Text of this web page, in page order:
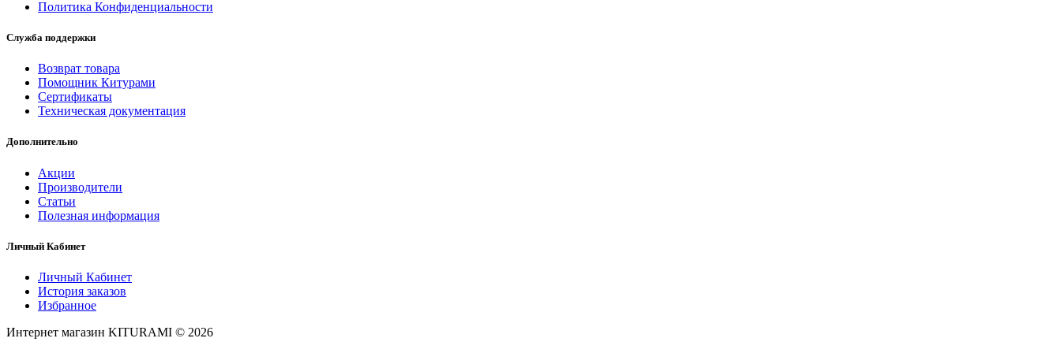
Политика Конфиденциальности
Служба поддержки
Возврат товара
Помощник Китурами
Сертификаты
Техническая документация
Дополнительно
Акции
Производители
Статьи
Полезная информация
Личный Кабинет
Личный Кабинет
История заказов
Избранное
Интернет магазин KITURAMI © 2026